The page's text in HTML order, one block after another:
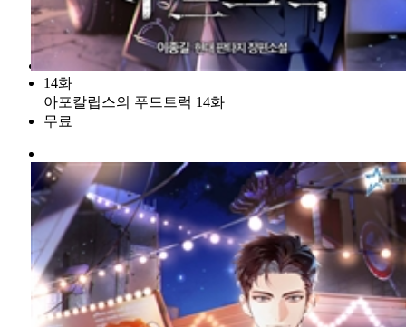
14화
아포칼립스의 푸드트럭 14화
무료